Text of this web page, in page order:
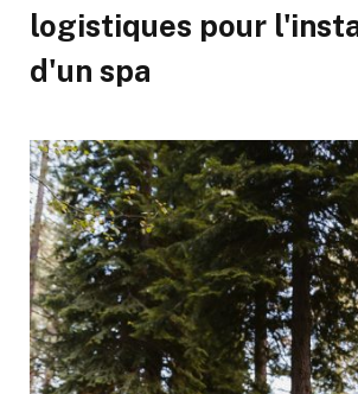
logistiques pour
d'un spa